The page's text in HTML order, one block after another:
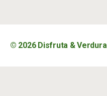
© 2026 Disfruta & Verdura